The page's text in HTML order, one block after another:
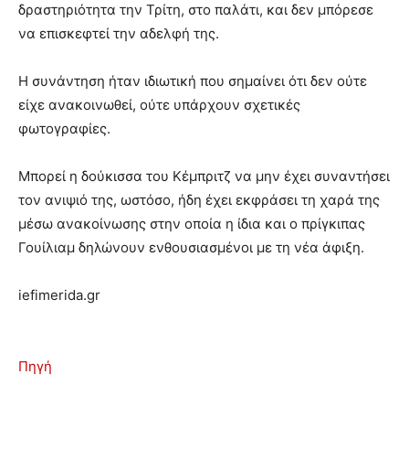
δραστηριότητα την Τρίτη, στο παλάτι, και δεν μπόρεσε
να επισκεφτεί την αδελφή της.
Η συνάντηση ήταν ιδιωτική που σημαίνει ότι δεν ούτε
είχε ανακοινωθεί, ούτε υπάρχουν σχετικές
φωτογραφίες.
Μπορεί η δούκισσα του Κέμπριτζ να μην έχει συναντήσει
τον ανιψιό της, ωστόσο, ήδη έχει εκφράσει τη χαρά της
μέσω ανακοίνωσης στην οποία η ίδια και ο πρίγκιπας
Γουίλιαμ δηλώνουν ενθουσιασμένοι με τη νέα άφιξη.
iefimerida.gr
Πηγή